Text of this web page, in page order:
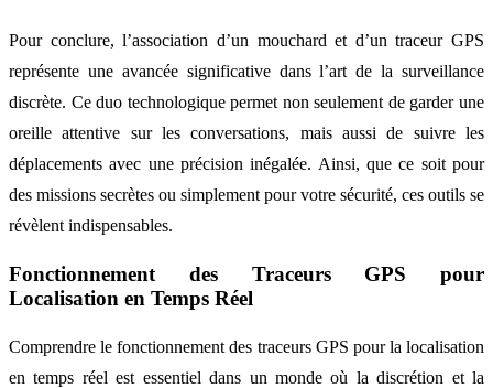
Pour conclure, l’association d’un mouchard et d’un traceur GPS
représente une avancée significative dans l’art de la surveillance
discrète. Ce duo technologique permet non seulement de garder une
oreille attentive sur les conversations, mais aussi de suivre les
déplacements avec une précision inégalée. Ainsi, que ce soit pour
des missions secrètes ou simplement pour votre sécurité, ces outils se
révèlent indispensables.
Fonctionnement des Traceurs GPS pour
Localisation en Temps Réel
Comprendre le fonctionnement des traceurs GPS pour la localisation
en temps réel est essentiel dans un monde où la discrétion et la